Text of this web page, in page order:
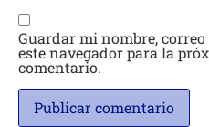
Guardar mi nombre,
este navegador para la
comentario.